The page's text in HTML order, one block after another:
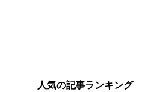
人気の記事ランキング